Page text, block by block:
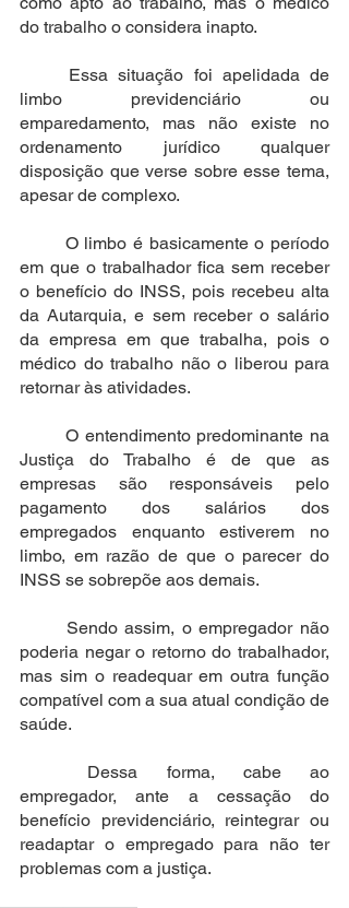
do trabalho o considera inapto.
limbo previdenciário ou
emparedamento, mas não existe no
ordenamento jurídico qualquer
disposição que verse sobre esse tema,
apesar de complexo.
em que o trabalhador fica sem receber
o benefício do INSS, pois recebeu alta
da Autarquia, e sem receber o salário
da empresa em que trabalha, pois o
médico do trabalho não o liberou para
retornar às atividades.
Justiça do Trabalho é de que as
empresas são responsáveis pelo
pagamento dos salários dos
empregados enquanto estiverem no
limbo, em razão de que o parecer do
INSS se sobrepõe aos demais.
poderia negar o retorno do trabalhador,
mas sim o readequar em outra função
compatível com a sua atual condição de
saúde.
empregador, ante a cessação do
benefício previdenciário, reintegrar ou
readaptar o empregado para não ter
problemas com a justiça.